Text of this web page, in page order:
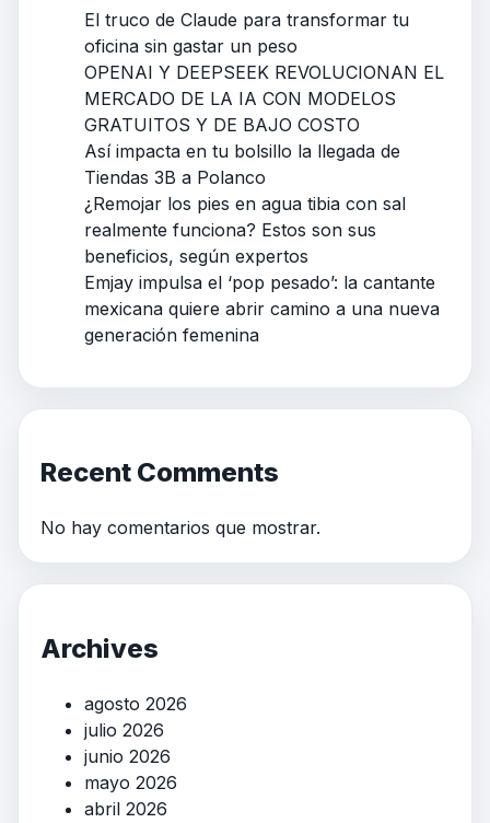
El truco de Claude para transformar tu
oficina sin gastar un peso
OPENAI Y DEEPSEEK REVOLUCIONAN EL
MERCADO DE LA IA CON MODELOS
GRATUITOS Y DE BAJO COSTO
Así impacta en tu bolsillo la llegada de
Tiendas 3B a Polanco
¿Remojar los pies en agua tibia con sal
realmente funciona? Estos son sus
beneficios, según expertos
Emjay impulsa el ‘pop pesado’: la cantante
mexicana quiere abrir camino a una nueva
generación femenina
Recent Comments
No hay comentarios que mostrar.
Archives
agosto 2026
julio 2026
junio 2026
mayo 2026
abril 2026